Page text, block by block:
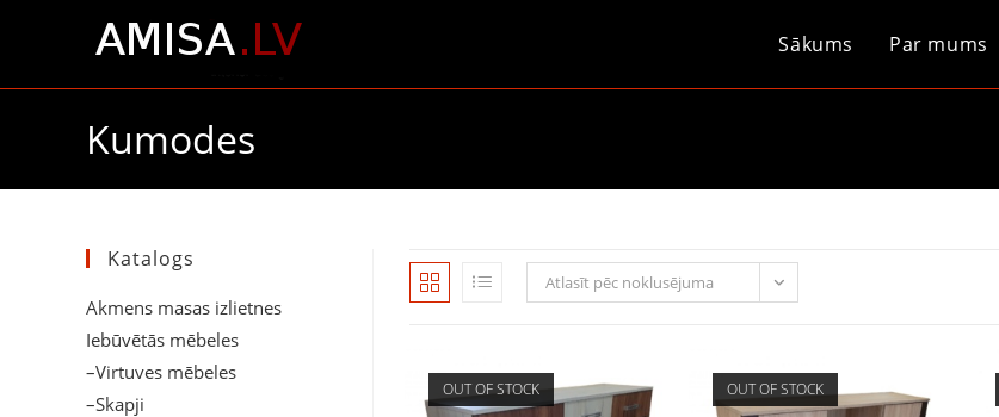
Sākums Par mums
Kumodes
Atlasīt pēc noklusējuma
OUT OF STOCK OUT OF STOCK
Katalogs
Akmens masas izlietnes
Iebūvētās mēbeles
–Virtuves mēbeles
–Skapji